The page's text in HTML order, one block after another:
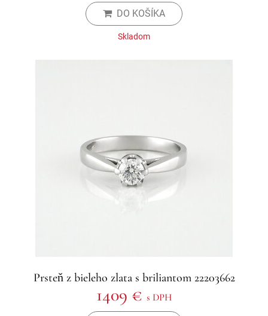
DO KOŠÍKA
Skladom
Prsteň z bieleho zlata s briliantom 22203662
1409 € s DPH